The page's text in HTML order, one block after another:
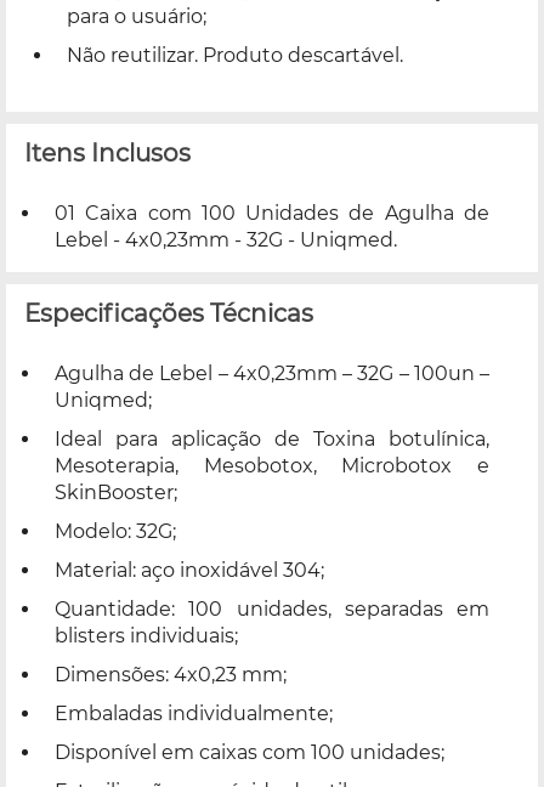
para o usuário;
Não reutilizar. Produto descartável.
Itens Inclusos
01 Caixa com 100 Unidades de Agulha de
Lebel - 4x0,23mm - 32G - Uniqmed.
Especificações Técnicas
Agulha de Lebel – 4x0,23mm – 32G – 100un –
Uniqmed;
Ideal para aplicação de Toxina botulínica,
Mesoterapia, Mesobotox, Microbotox e
SkinBooster;
Modelo: 32G;
Material: aço inoxidável 304;
Quantidade: 100 unidades, separadas em
blisters individuais;
Dimensões: 4x0,23 mm;
Embaladas individualmente;
Disponível em caixas com 100 unidades;